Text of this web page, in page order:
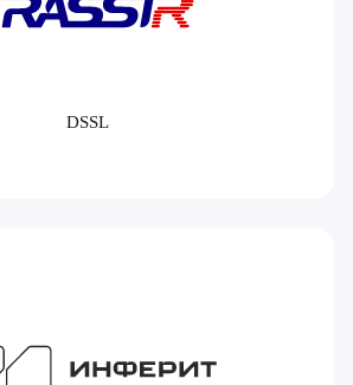
DSSL